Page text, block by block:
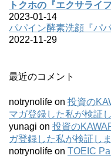
トクホの『エクサライ
2023-01-14
パパイン酵素洗顔『パ
2022-11-29
最近のコメント
notrynolife on 投資の
マガ登録した私が検証し
yunagi on 投資の
ガ登録した私が検証しま
notrynolife on TOEIC